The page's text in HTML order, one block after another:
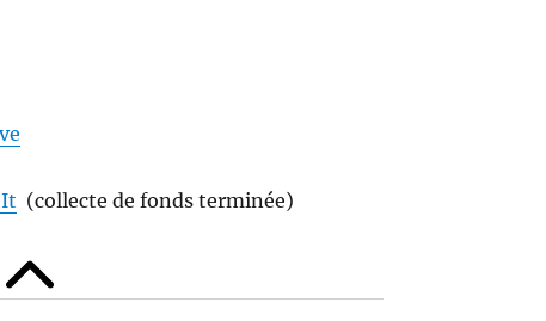
It (collecte de fonds terminée)